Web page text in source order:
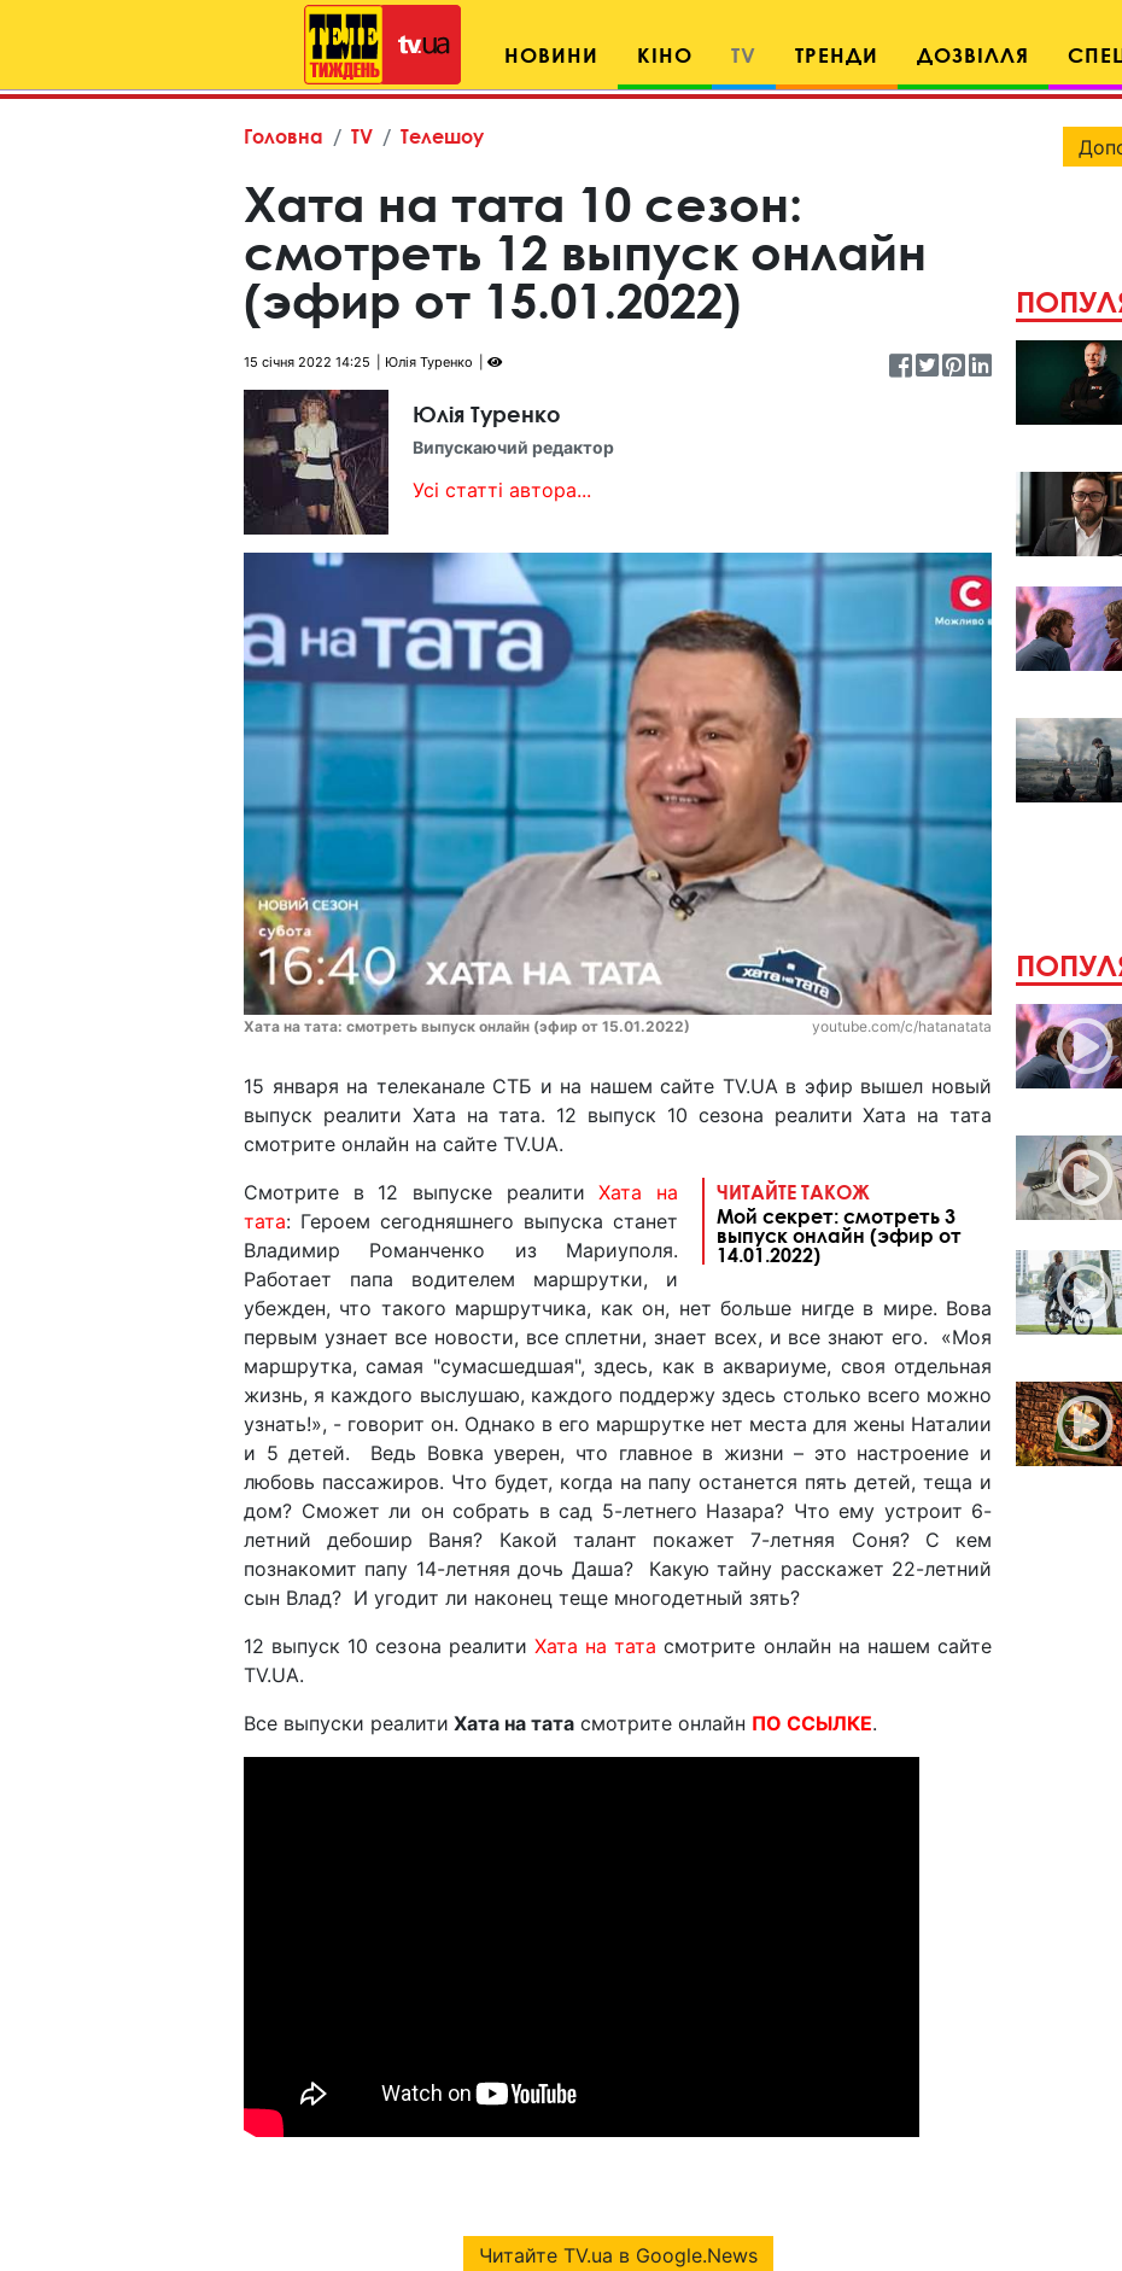
НОВИНИ КІНО TV ТРЕНДИ ДОЗВІЛЛЯ
Головна TV Телешоу
Хата на тата 10 сезон:
смотреть 12 выпуск онлайн
(эфир от 15.01.2022)
15 січня 2022 14:25 Юлія Туренко
Юлія Туренко
Випускаючий редактор
Усі статті автора...
Хата на тата: смотреть выпуск онлайн (эфир от 15.01.2022) youtube.com/c/hatanatata
15 января на телеканале СТБ и на нашем сайте TV.UA в эфир вышел новый
выпуск реалити Хата на тата. 12 выпуск 10 сезона реалити Хата на тата
смотрите онлайн на сайте TV.UA.
ЧИТАЙТЕ ТАКОЖ
Мой секрет: смотреть 3
выпуск онлайн (эфир от
14.01.2022)
Смотрите в 12 выпуске реалитиХата на
тата: Героем сегодняшнего выпуска станет
Владимир Романченко из Мариуполя.
Работает папа водителем маршрутки, и
убежден, что такого маршрутчика, как он, нет больше нигде в мире. Вова
первым узнает все новости, все сплетни, знает всех, и все знают его. «Моя
маршрутка, самая "сумасшедшая", здесь, как в аквариуме, своя отдельная
жизнь, я каждого выслушаю, каждого поддержу здесь столько всего можно
узнать!», - говорит он. Однако в его маршрутке нет места для жены Наталии
и 5 детей. Ведь Вовка уверен, что главное в жизни – это настроение и
любовь пассажиров. Что будет, когда на папу останется пять детей, теща и
дом? Сможет ли он собрать в сад 5-летнего Назара? Что ему устроит 6-
летний дебошир Ваня? Какой талант покажет 7-летняя Соня? С кем
познакомит папу 14-летняя дочь Даша? Какую тайну расскажет 22-летний
сын Влад? И угодит ли наконец теще многодетный зять?
12 выпуск 10 сезона реалити Хата на тата смотрите онлайн на нашем сайте
TV.UA.
Все выпуски реалити Хата на тата смотрите онлайн ПО ССЫЛКЕ.
Читайте TV.ua в Google.News